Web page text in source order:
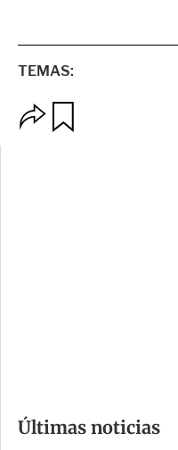
TEMAS:
p
p
Últimas noticias